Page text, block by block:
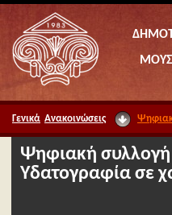
Γενικά Ανακοινώσεις
Ψηφιακή συλλογή
Υδατογραφία σε